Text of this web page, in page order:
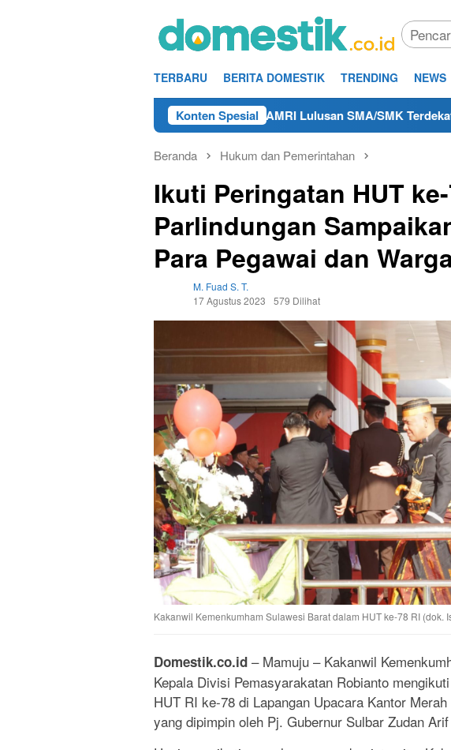
TERBARU BERITA DOMESTIK TRENDING NEWS
Konten Spesial
Info Kerja Teknisi/Mekanik DAMRI Lulusan SMA/SMK Terdekat di Rembang
Beranda Hukum dan Pemerintahan
Ikuti Peringatan HUT
Parlindungan
Para Pegawai dan
M. Fuad S. T.
17 Agustus 2023
579 Dilihat
Kakanwil Kemenkumham Sulawesi Barat dalam HUT ke-78 RI (dok.
Domestik.co.id – Mamuju – Kakanwil
Kepala Divisi Pemasyarakatan Robianto
HUT RI ke-78 di Lapangan Upacara Kantor
yang dipimpin oleh Pj. Gubernur Sulbar Zudan